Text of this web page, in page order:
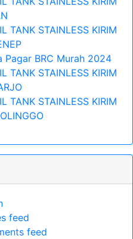
TANK STAINLESS KIRIM
Pagar BRC Murah 2024
TANK STAINLESS KIRIM
TANK STAINLESS KIRIM
feed
feed